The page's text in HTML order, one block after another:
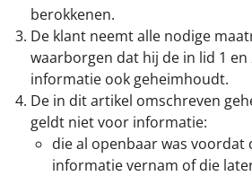
berokkenen.
De klant neemt alle nodige
waarborgen dat hij de in lid 1 en
informatie ook geheimhoudt.
De in dit artikel omschreven
geldt niet voor informatie:
die al openbaar was voordat
informatie vernam of die